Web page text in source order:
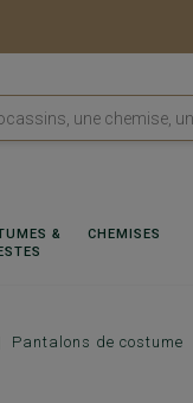
&
CHEMISES
Pantalons de costume